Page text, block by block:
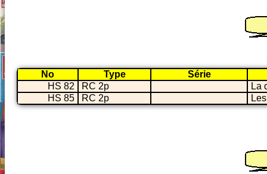
No Type
Série
HS 82
RC 2p
La
HS 85
RC 2p